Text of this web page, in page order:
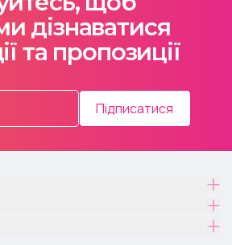
дізнаватися
та пропозиції
Підписатися